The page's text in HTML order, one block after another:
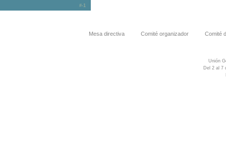
#-1
Mesa directiva Comité organizador Comité
Unión
Del 2 al 7